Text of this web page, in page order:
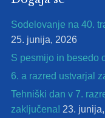
Sodelovanje na 40.
25. junija, 2026
S pesmijo in besedo
6. a razred ustvarjal
Tehniški dan v 7.
zaključena! 23.